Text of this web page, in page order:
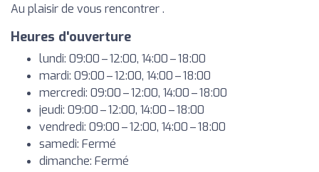
Au plaisir de vous rencontrer .
Heures d'ouverture
lundi: 09:00 – 12:00, 14:00 – 18:00
mardi: 09:00 – 12:00, 14:00 – 18:00
mercredi: 09:00 – 12:00, 14:00 – 18:00
jeudi: 09:00 – 12:00, 14:00 – 18:00
vendredi: 09:00 – 12:00, 14:00 – 18:00
samedi: Fermé
dimanche: Fermé